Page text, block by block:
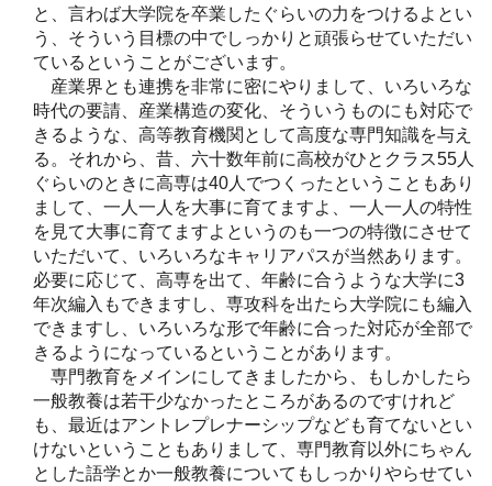
と、言わば大学院を卒業したぐらいの力をつけるよとい
う、そういう目標の中でしっかりと頑張らせていただい
ているということがございます。
産業界とも連携を非常に密にやりまして、いろいろな
時代の要請、産業構造の変化、そういうものにも対応で
きるような、高等教育機関として高度な専門知識を与え
る。それから、昔、六十数年前に高校がひとクラス55人
ぐらいのときに高専は40人でつくったということもあり
まして、一人一人を大事に育てますよ、一人一人の特性
を見て大事に育てますよというのも一つの特徴にさせて
いただいて、いろいろなキャリアパスが当然あります。
必要に応じて、高専を出て、年齢に合うような大学に3
年次編入もできますし、専攻科を出たら大学院にも編入
できますし、いろいろな形で年齢に合った対応が全部で
きるようになっているということがあります。
専門教育をメインにしてきましたから、もしかしたら
一般教養は若干少なかったところがあるのですけれど
も、最近はアントレプレナーシップなども育てないとい
けないということもありまして、専門教育以外にちゃん
とした語学とか一般教養についてもしっかりやらせてい